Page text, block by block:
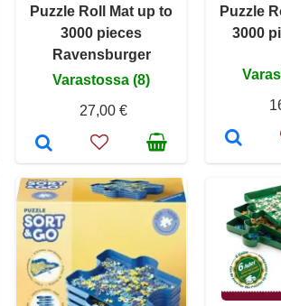
Puzzle Roll Mat up to
3000 pieces
Ravensburger
Varastossa (8)
27,00 €
Puzzle
3000